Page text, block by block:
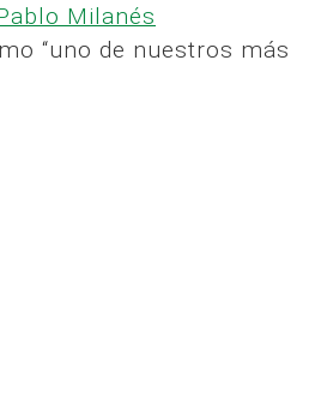
Milanés
“uno de nuestros más